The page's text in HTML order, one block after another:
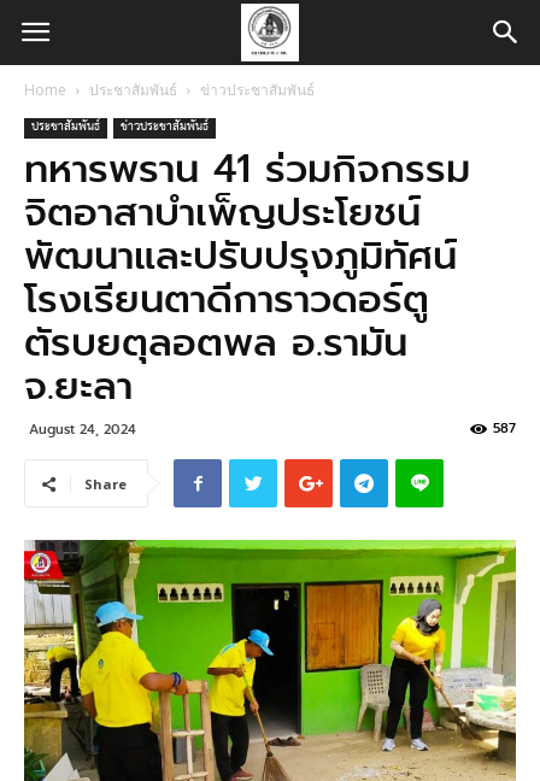
Home ประชาสัมพันธ์ ข่าวประชาสัมพันธ์
ประชาสัมพันธ์ ข่าวประชาสัมพันธ์
ทหารพราน 41 ร่วมกิจกรรม
จิตอาสาบำเพ็ญประโยชน์
พัฒนาและปรับปรุงภูมิทัศน์
โรงเรียนตาดีการาวดอร์ตู
ตัรบยตุลอตพล อ.รามัน
จ.ยะลา
August 24, 2024 587
Share